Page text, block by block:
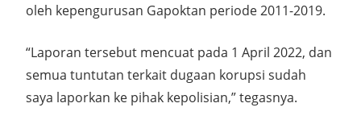
oleh kepengurusan Gapoktan periode 2011-2019.
“Laporan tersebut mencuat pada 1 April 2022, dan
semua tuntutan terkait dugaan korupsi sudah
saya laporkan ke pihak kepolisian,” tegasnya.